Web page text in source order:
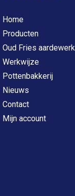
Home
Producten
Oud Fries aardewerk
Werkwijze
Pottenbakkerij
Nieuws
Contact
Mijn account